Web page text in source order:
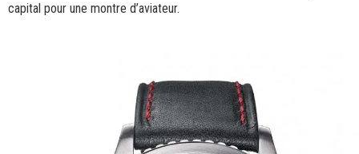
capital pour une montre d’aviateur.